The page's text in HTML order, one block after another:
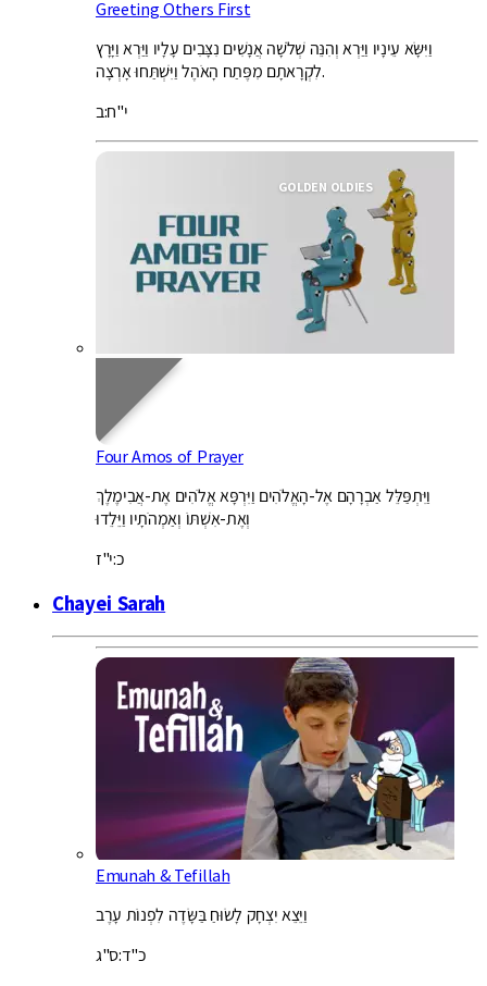
Greeting Others First
וַיִּשָּׂא עֵינָיו וַיַּרְא וְהִנֵּה שְׁלֹשָׁה אֲנָשִׁים נִצָּבִים עָלָיו וַיַּרְא וַיָּרָץ
לִקְרָאתָם מִפֶּתַח הָאֹהֶל וַיִּשְׁתַּחוּ אָרְצָה.
י"ח:ב
GOLDEN OLDIES
Four Amos of Prayer
וַיִּתְפַּלֵּל אַבְרָהָם אֶל-הָאֱלֹהִים וַיִּרְפָּא אֱלֹהִים אֶת-אֲבִימֶלֶךְ
וְאֶת-אִשְׁתּוֹ וְאַמְהֹתָיו וַיֵּלֵדוּ
כ:י"ז
Chayei Sarah
Emunah & Tefillah
וַיֵּצֵא יִצְחָק לָשׂוּחַ בַּשָּׂדֶה לִפְנוֹת עָרֶב
כ"ד:ס"ג